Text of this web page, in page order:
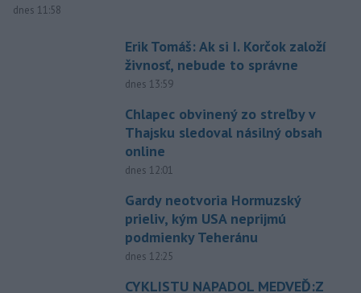
dnes 11:58
Erik Tomáš: Ak si I. Korčok založí
živnosť, nebude to správne
dnes 13:59
Chlapec obvinený zo streľby v
Thajsku sledoval násilný obsah
online
dnes 12:01
Gardy neotvoria Hormuzský
prieliv, kým USA neprijmú
podmienky Teheránu
dnes 12:25
CYKLISTU NAPADOL MEDVEĎ:Z